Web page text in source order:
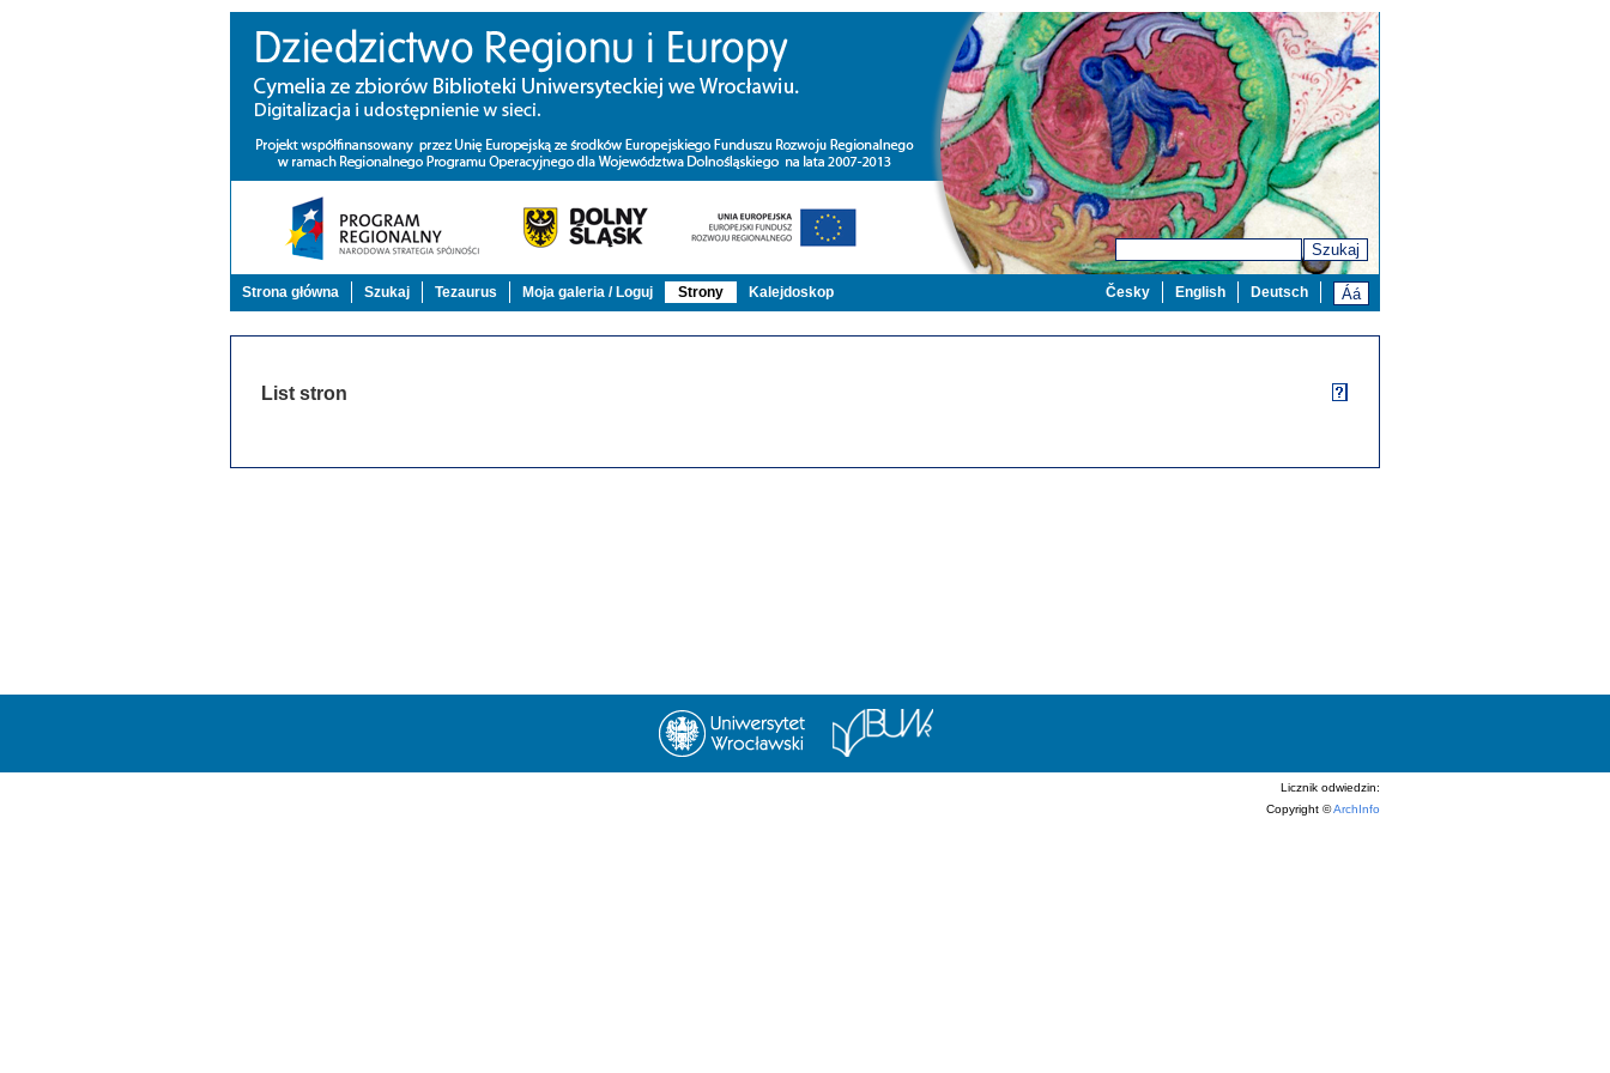
Szukaj
Strona główna Szukaj Tezaurus Moja galeria / Loguj Strony Kalejdoskop Deutsch
English
Česky
List stron
Licznik odwiedzin:
Copyright ©ArchInfo